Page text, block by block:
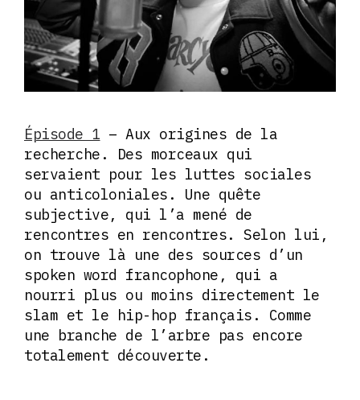
Épisode 1 – Aux origines de la
recherche. Des morceaux qui
servaient pour les luttes sociales
ou anticoloniales. Une quête
subjective, qui l’a mené de
rencontres en rencontres. Selon lui,
on trouve là une des sources d’un
spoken word francophone, qui a
nourri plus ou moins directement le
slam et le hip-hop français. Comme
une branche de l’arbre pas encore
totalement découverte.